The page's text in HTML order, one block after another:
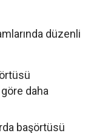
düzenli
göre daha
başörtüsü